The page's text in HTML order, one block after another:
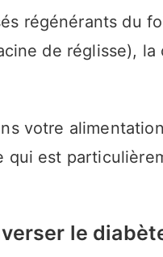
régénérants du
de réglisse),
votre
qui est
le